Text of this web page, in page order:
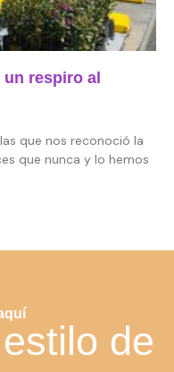
respiro al
que nos reconoció la
que nunca y lo hemos
de